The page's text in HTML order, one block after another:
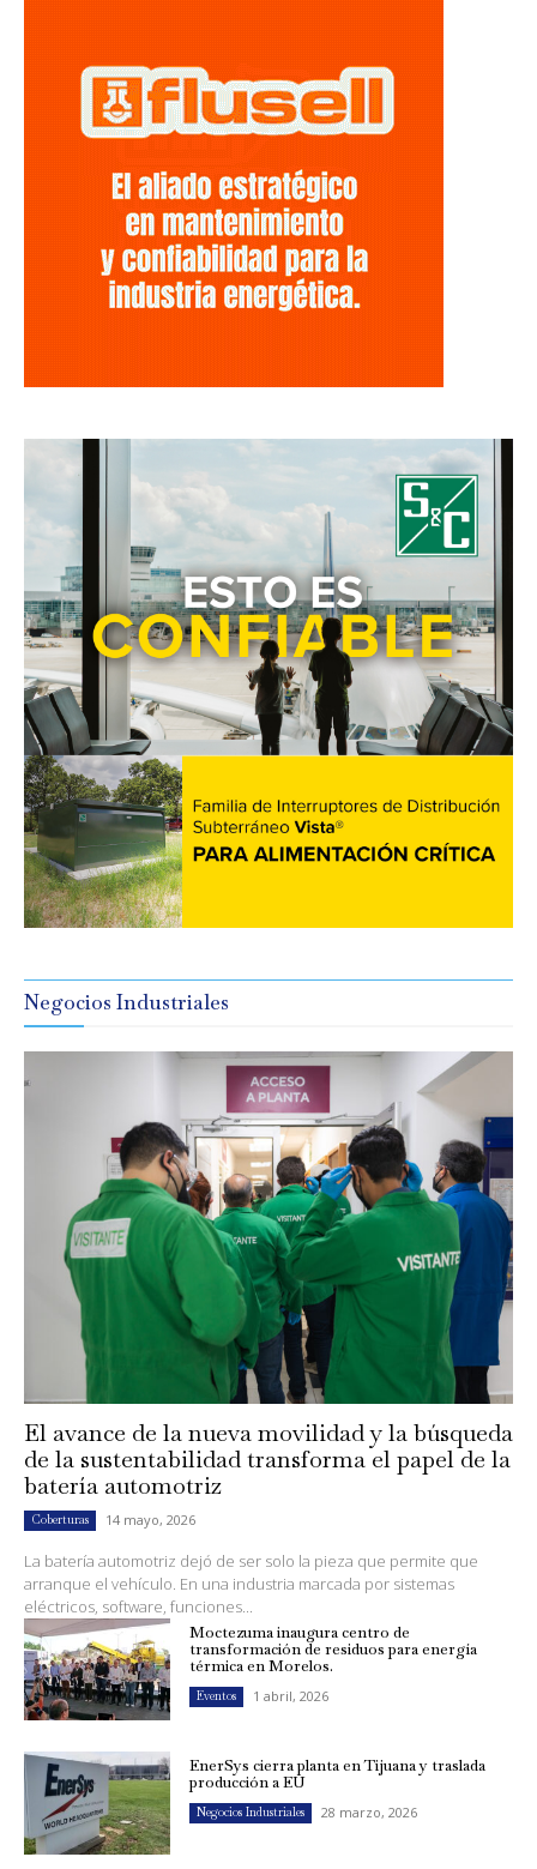
Negocios Industriales
El avance de la nueva movilidad y la búsqueda
de la sustentabilidad transforma el papel de la
batería automotriz
Coberturas 14 mayo, 2026
La batería automotriz dejó de ser solo la pieza que permite que
arranque el vehículo. En una industria marcada por sistemas
eléctricos, software, funciones...
Moctezuma inaugura centro de
transformación de residuos para energía
térmica en Morelos.
Eventos 1 abril, 2026
EnerSys cierra planta en Tijuana y traslada
producción a EU
Negocios Industriales 28 marzo, 2026